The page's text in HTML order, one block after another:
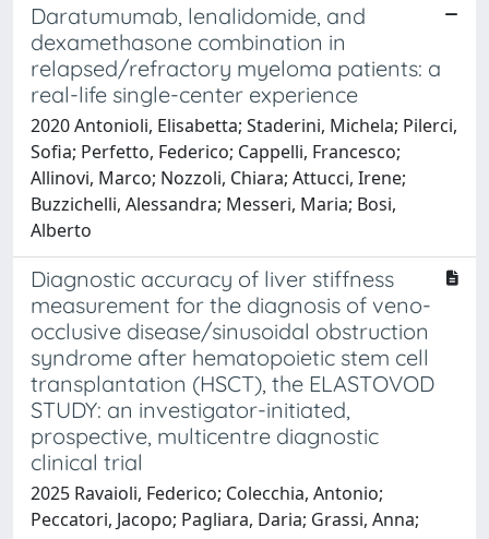
Daratumumab, lenalidomide, and
dexamethasone combination in
relapsed/refractory myeloma patients: a
real-life single-center experience
2020 Antonioli, Elisabetta; Staderini, Michela; Pilerci,
Sofia; Perfetto, Federico; Cappelli, Francesco;
Allinovi, Marco; Nozzoli, Chiara; Attucci, Irene;
Buzzichelli, Alessandra; Messeri, Maria; Bosi,
Alberto
Diagnostic accuracy of liver stiffness
measurement for the diagnosis of veno-
occlusive disease/sinusoidal obstruction
syndrome after hematopoietic stem cell
transplantation (HSCT), the ELASTOVOD
STUDY: an investigator-initiated,
prospective, multicentre diagnostic
clinical trial
2025 Ravaioli, Federico; Colecchia, Antonio;
Peccatori, Jacopo; Pagliara, Daria; Grassi, Anna;